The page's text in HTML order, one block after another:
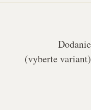
Dodanie
(vyberte variant)